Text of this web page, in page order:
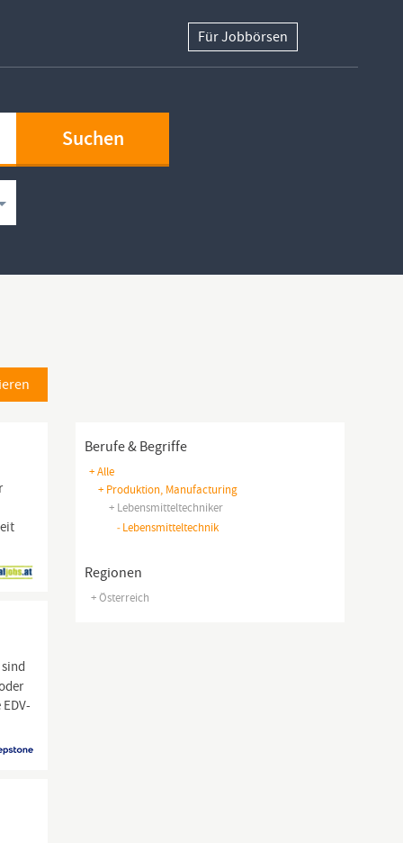
Für Jobbörsen
Berufe & Begriffe
+ Alle
+ Produktion, Manufacturing
+ Lebensmitteltechniker
-Lebensmitteltechnik
Regionen
+ Österreich